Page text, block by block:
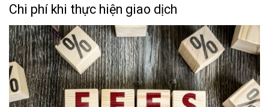
Chi phí khi thực hiện giao dịch